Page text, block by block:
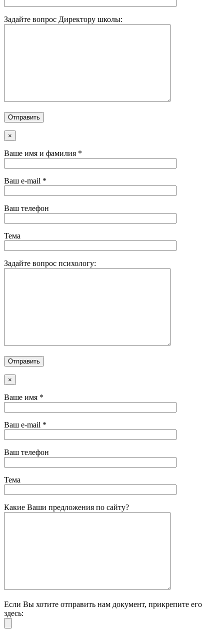
Задайте вопрос Директору школы:
×
Ваше имя и фамилия *
Ваш e-mail *
Ваш телефон
Тема
Задайте вопрос психологу:
×
Ваше имя *
Ваш e-mail *
Ваш телефон
Тема
Какие Ваши предложения по сайту?
Если Вы хотите отправить нам документ, прикрепите его
здесь: